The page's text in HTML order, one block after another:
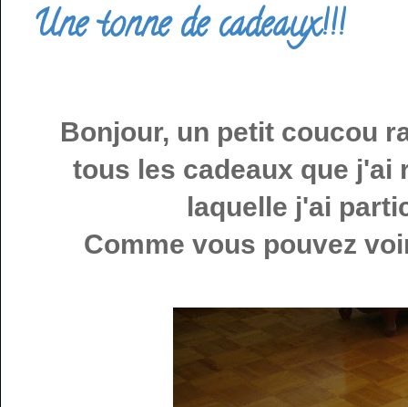
Une tonne de cadeaux!!!
Bonjour, un petit coucou
tous les cadeaux que j'ai
laquelle j'ai
Comme vous pouvez